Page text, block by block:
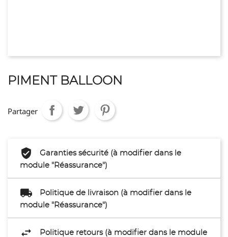
PIMENT BALLOON
Partager
Garanties sécurité (à modifier dans le
module "Réassurance")
Politique de livraison (à modifier dans le
module "Réassurance")
Politique retours (à modifier dans le module